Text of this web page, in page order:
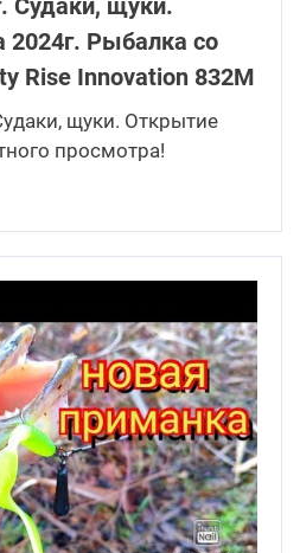
Судаки, щуки.
2024г. Рыбалка со
Rise Innovation 832M
щуки. Открытие
просмотра!